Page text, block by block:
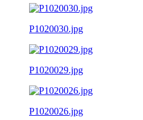
P1020030.jpg
P1020029.jpg
P1020026.jpg